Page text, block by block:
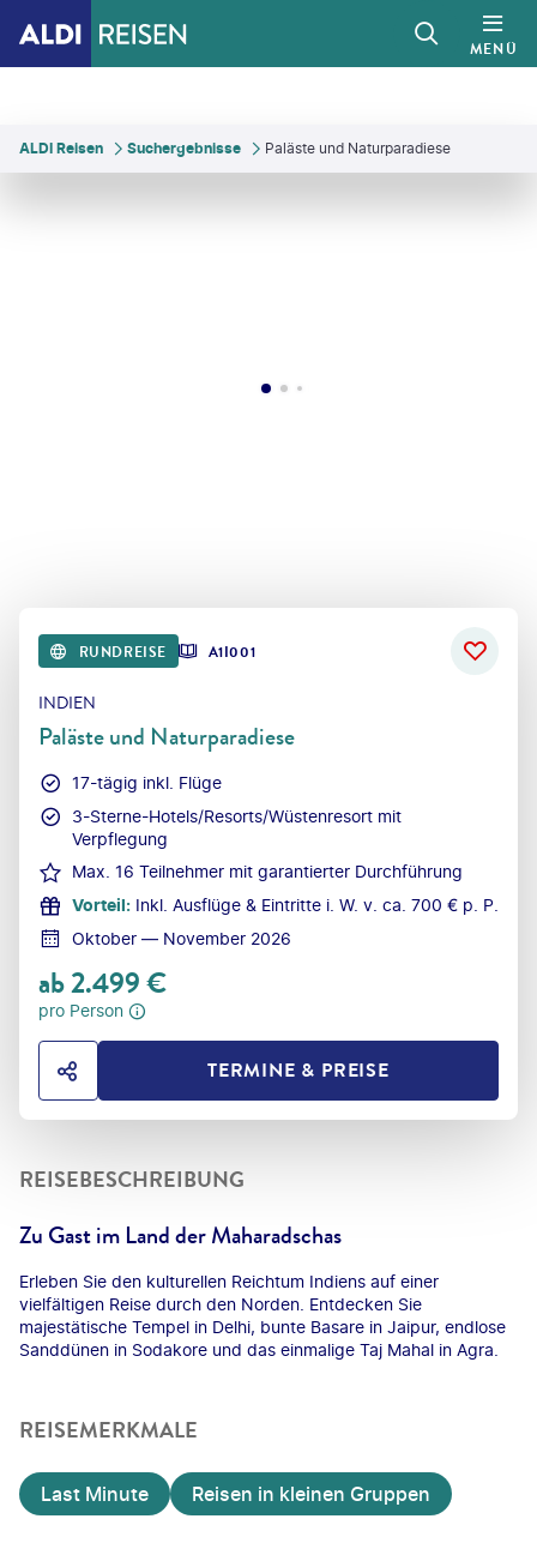
MENÜ
ALDI Reisen Suchergebnisse Paläste und Naturparadiese
RUNDREISE A1I001
INDIEN
Paläste und Naturparadiese
17-tägig inkl. Flüge
3-Sterne-Hotels/Resorts/Wüstenresort mit
Verpflegung
Max. 16 Teilnehmer mit garantierter Durchführung
Vorteil: Inkl. Ausflüge & Eintritte i. W. v. ca. 700 € p. P.
Oktober — November 2026
ab2.499€
pro Person
HOTEL TEILENTERMINE & PREISE
REISEBESCHREIBUNG
Zu Gast im Land der Maharadschas
Erleben Sie den kulturellen Reichtum Indiens auf einer
vielfältigen Reise durch den Norden. Entdecken Sie
majestätische Tempel in Delhi, bunte Basare in Jaipur, endlose
Sanddünen in Sodakore und das einmalige Taj Mahal in Agra.
REISEMERKMALE
Last Minute Reisen in kleinen Gruppen